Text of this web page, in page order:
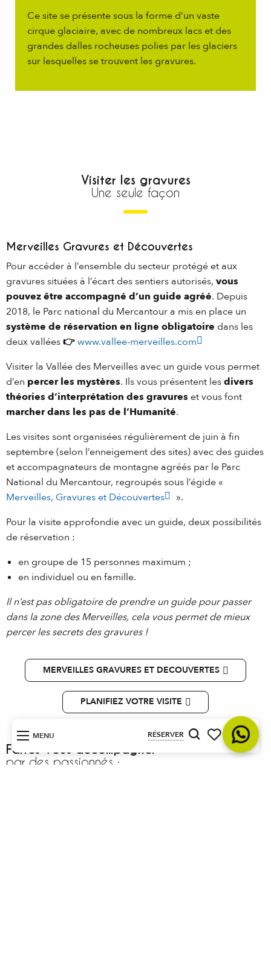
MENU RÉSERVER
Voir les favoris
Recherche
FR
Ce site se présente sous la forme d’un vaste
cirque glaciaire, avec de nombreux lacs et des
grandes dalles rocheuses polies par les glaciers
sur lesquelles se trouvent les gravures.
Visiter les gravures
Une seule façon
Merveilles Gravures et Découvertes
Pour accéder à l’ensemble du secteur protégé et aux
gravures situées à l’écart des sentiers autorisés, vous
pouvez être accompagné d’un guide agréé. Depuis
2018, le Parc national du Mercantour a mis en place un
système de réservation en ligne obligatoire dans les
deux vallées👉www.vallee-merveilles.com
Visiter la Vallée des Merveilles avec un guide vous permet
d’en percer les mystères. Ils vous présentent lesdivers
théories d’interprétation des gravures et vous font
marcher dans les pas de l’Humanité.
Les visites sont organisées régulièrement de juin à fin
septembre (selon l’enneigement des sites) avec des guides
et accompagnateurs de montagne agréés par le Parc
National du Mercantour, regroupés sous l’égide «
Merveilles, Gravures et Découvertes
».
Pour la visite approfondie avec un guide, deux possibilités
de réservation :
en groupe de 15 personnes maximum ;
en individuel ou en famille.
Il n’est pas obligatoire de prendre un guide pour passer
dans la zone des Merveilles, cela vous permet de mieux
percer les secrets des gravures !
MERVEILLES GRAVURES ET DECOUVERTES
PLANIFIEZ VOTRE VISITE
Faites-vous accompagner
par des passionnés :